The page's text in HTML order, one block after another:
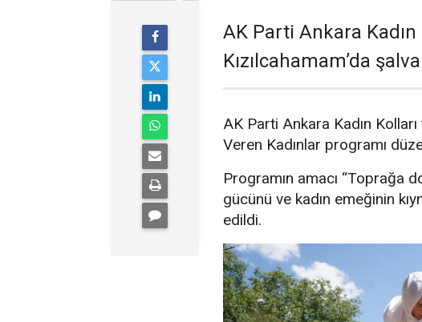
AK Parti Ankara Kadın
Kızılcahamam’da
AK Parti Ankara Kadın Kolları
Veren Kadınlar programı
Programın amacı “Toprağa
gücünü ve kadın emeğinin
edildi.